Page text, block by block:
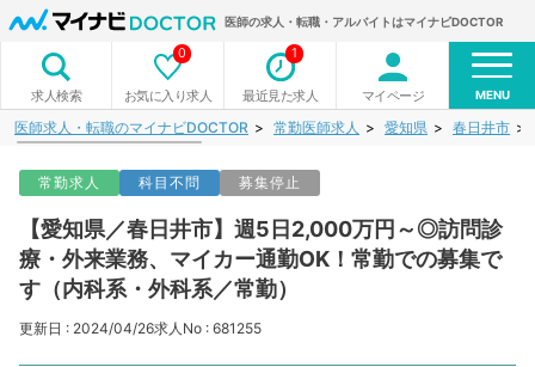
医師の求人・転職・アルバイトはマイナビDOCTOR
求人検索 お気に入り求人
0
最近見た求人
1
マイページ MENU
医師求人・転職のマイナビDOCTOR 常勤医師求人 愛知県 春日井市
常勤求人 科目不問 募集停止
【愛知県／春日井市】週5日2,000万円～◎訪問診
療・外来業務、マイカー通勤OK！常勤での募集で
す（内科系・外科系／常勤）
更新日 : 2024/04/26求人No : 681255